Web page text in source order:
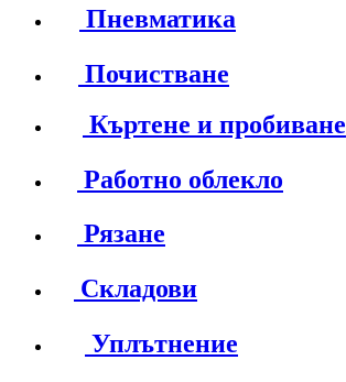
Пневматика
Почистване
Къртене и пробиване
Работно облекло
Рязане
Складови
Уплътнение